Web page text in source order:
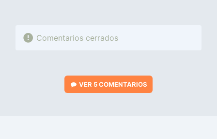
Comentarios cerrados
VER 5 COMENTARIOS